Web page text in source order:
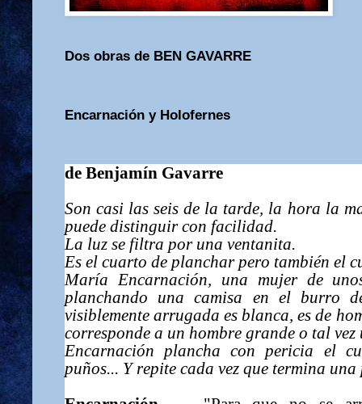
Dos obras de BEN GAVARRE
Encarnación y Holofernes
de Benjamín Gavarre
Son casi las seis de la tarde, la hora la
puede distinguir con facilidad.
La luz se filtra por una ventanita.
Es el cuarto de planchar pero también el
María Encarnación, una mujer de
planchando una camisa en el burro
visiblemente arrugada es blanca, es de
corresponde a un hombre grande o tal vez
Encarnación plancha con pericia el
puños... Y repite cada vez que termina